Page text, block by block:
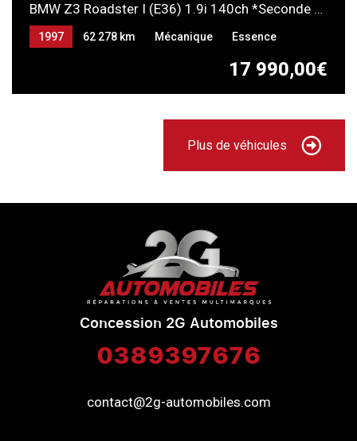
BMW Z3 Roadster I (E36) 1.9i 140ch *Seconde main*
17 990,00€
1997 62 278 km Mécanique Essence
Plus de véhicules
Concession 2G Automobiles
0389397676
contact@2g-automobiles.com